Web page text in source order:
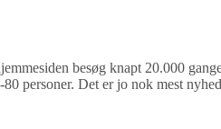
besøg knapt 20.000
personer. Det er jo nok mest